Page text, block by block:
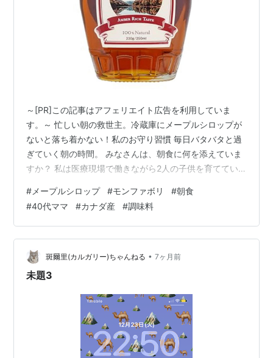
～[PR]この記事はアフェリエイト広告を利用していま
す。～ 忙しい朝の救世主。冷蔵庫にメープルシロップが
ないと落ち着かない！私のお守り習慣 毎日バタバタと過
ぎていく朝の時間。 みなさんは、朝食に何を添えていま
すか？ 私は医療現場で働きながら2人の子供を育ててい
を考える余裕なんてありません。 仕事柄、糖質の摂りす
ぎには注意していますが、無理に我慢してストレスを溜
めるより「質の良い甘みを賢く摂る」のが私のスタイ
ル。 そんな私の冷蔵庫に、必ず入っている「お守り」の
ような存在。 それが、メープルシロップです。 実は今、
愛用中のものを使い切ったら次はこれ…
# メープルシロップ #モンファボリ #朝食
#40代ママ #カナダ産 #調味料
斑爾里(カルガリー)ちゃんねる • 7ヶ月前
未題3